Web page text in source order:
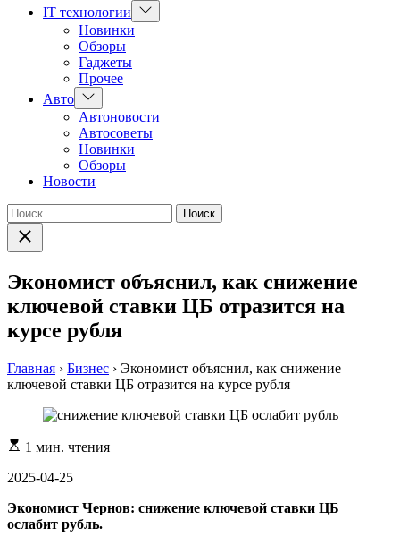
IT технологии
Показать
подменю
Новинки
Обзоры
Гаджеты
Прочее
Авто Показать
подменю
Автоновости
Автосоветы
Новинки
Обзоры
Новости
Найти:
Закрыть
поиск
Экономист объяснил, как снижение
ключевой ставки ЦБ отразится на
курсе рубля
Главная › Бизнес › Экономист объяснил, как снижение
ключевой ставки ЦБ отразится на курсе рубля
Расчетное
чтения
1 мин. чтения
2025-04-25
Экономист Чернов: снижение ключевой ставки ЦБ
ослабит рубль.